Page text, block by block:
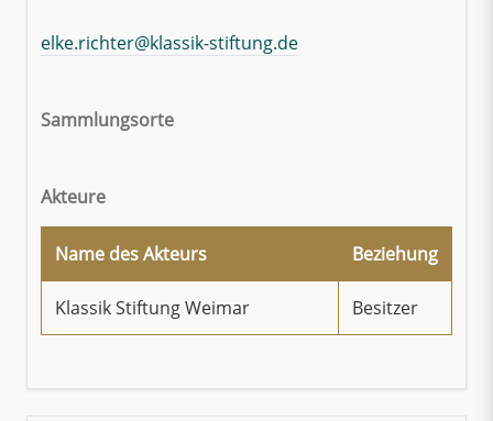
elke.richter@klassik-stiftung.de
Sammlungsorte
Akteure
Name des Akteurs Beziehung
Klassik Stiftung Weimar Besitzer